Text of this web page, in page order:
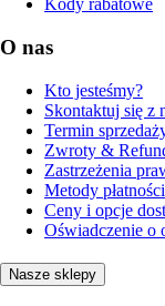
Kody rabatowe
O nas
Kto jesteśmy?
Skontaktuj się z
Termin
Zwroty &
Zastrzeżenia
Metody płatności
Ceny i opcje
Oświadczenie o
Nasze sklepy